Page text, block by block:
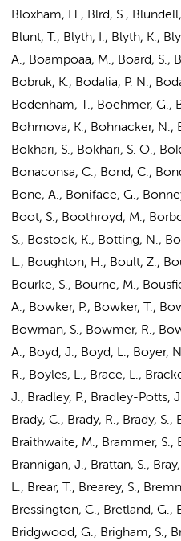
Bloxham, H., Blrd, S.,
Blunt, T., Blyth, I., Blyth, K.,
A., Boampoaa, M., Board, S.,
Bobruk, K., Bodalia, P. N.,
Bodenham, T., Boehmer, G.,
Bohmova, K., Bohnacker, N.,
Bokhari, S., Bokhari, S. O.,
Bonaconsa, C., Bond, C.,
Bone, A., Boniface, G.,
Boot, S., Boothroyd, M.,
S., Bostock, K., Botting, N.,
L., Boughton, H., Boult, Z.,
Bourke, S., Bourne, M.,
A., Bowker, P., Bowker, T.,
Bowman, S., Bowmer, R.,
A., Boyd, J., Boyd, L., Boyer,
R., Boyles, L., Brace, L.,
J., Bradley, P., Bradley-Potts,
Brady, C., Brady, R., Brady, S.,
Braithwaite, M., Brammer, S.,
Brannigan, J., Brattan, S.,
L., Brear, T., Brearey, S.,
Bressington, C., Bretland, G.,
Bridgwood, G., Brigham, S.,